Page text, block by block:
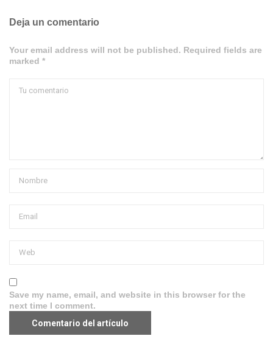
Deja un comentario
Your email address will not be published. Required fields are
marked *
Save my name, email, and website in this browser for the
next time I comment.